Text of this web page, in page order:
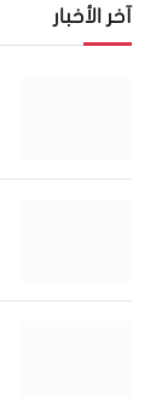
آخر الأخبار